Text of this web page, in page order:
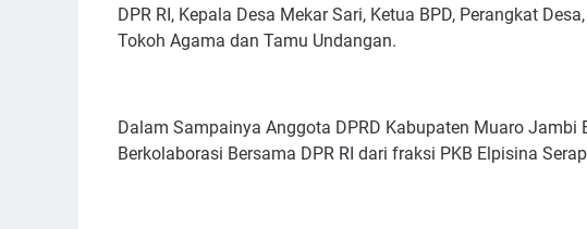
DPR RI, Kepala Desa Mekar Sari, Ketua BPD, Perangkat
Tokoh Agama dan Tamu Undangan.
Dalam Sampainya Anggota DPRD Kabupaten Muaro
Berkolaborasi Bersama DPR RI dari fraksi PKB Elpisina